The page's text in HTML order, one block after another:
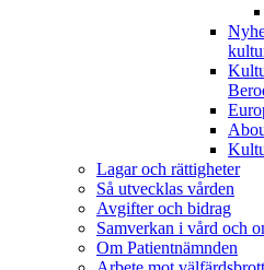
Lagar och rättigheter
Så utvecklas vården
Avgifter och bidrag
Samverkan i vård och
Om Patientnämnden